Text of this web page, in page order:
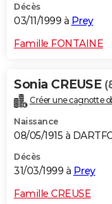
Décès
03/11/1999 à Prey
Famille FONTAINE
Sonia CREUSE
Créer une cagnotte
Naissance
08/05/1915 à
Décès
31/03/1999 à Prey
Famille CREUSE